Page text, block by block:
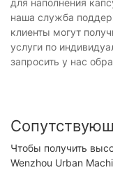
наша служба
клиенты могут
услуги по
запросить у нас
Чтобы получить
Wenzhou Urban